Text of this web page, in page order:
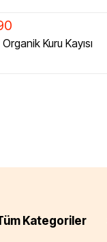
Kuru Kayısı
Kategoriler